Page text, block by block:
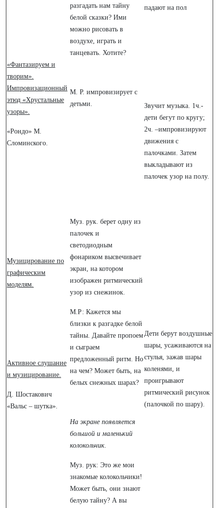
«Фантазируем и
творим».
Импровизационный
этюд «Хрустальные
узоры».
«Рондо» М.
Сломинского.
Музицирование по
графическим
моделям.
Активное слушание
и музицирование.
Д. Шостакович
«Вальс – шутка».
разгадать нам тайну
белой сказки? Ими
можно рисовать в
воздухе, играть и
танцевать. Хотите?
М. Р. импровизирует с
детьми.
Муз. рук. берет одну из
палочек и
светодиодным
фонариком высвечивает
экран, на котором
изображен ритмический
узор из снежинок.
М.Р: Кажется мы
близки к разгадке белой
тайны. Давайте пропоем
и сыграем
предложенный ритм. Но
на чем? Может быть, на
белых снежных шарах?
На экране появляется
большой и маленький
колокольчик.
Муз. рук: Это же мои
знакомые колокольчики!
Может быть, они знают
белую тайну? А вы
падают на пол
Звучит музыка. 1ч.-
дети бегут по кругу;
2ч. –импровизируют
движения с
палочками. Затем
выкладывают из
палочек узор на полу.
Дети берут воздушные
шары, усаживаются на
стулья, зажав шары
коленями, и
проигрывают
ритмический рисунок
(палочкой по шару).